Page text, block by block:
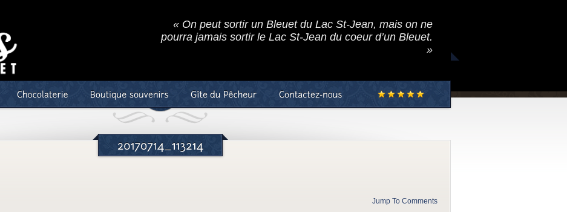
« On peut sortir un Bleuet du Lac St-Jean, mais on ne
pourra jamais sortir le Lac St-Jean du coeur d’un Bleuet.
»
Jump To Comments